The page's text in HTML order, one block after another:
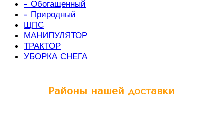
- Обогащенный
- Природный
ЩПС
МАНИПУЛЯТОР
ТРАКТОР
УБОРКА СНЕГА
Районы нашей доставки